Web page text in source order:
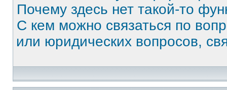
Почему здесь нет такой-то
С кем можно связаться по
или юридических вопросов,